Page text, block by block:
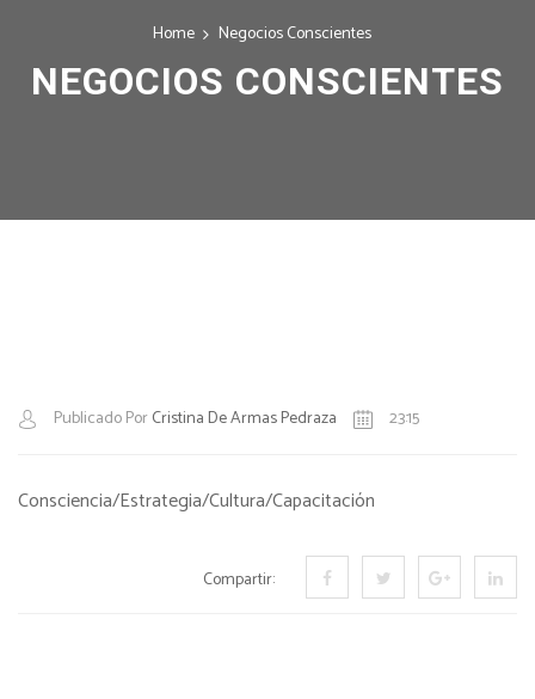
Home Negocios Conscientes
NEGOCIOS CONSCIENTES
Publicado PorCristina De Armas Pedraza 23:15
Consciencia/Estrategia/Cultura/Capacitación
Compartir: